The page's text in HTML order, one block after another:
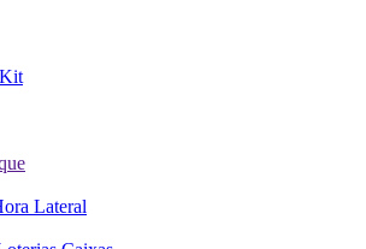
Lateral